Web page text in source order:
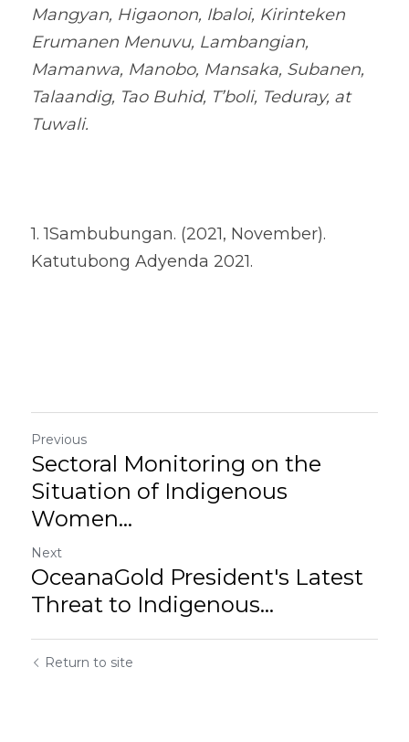
Mangyan, Higaonon, Ibaloi, Kirinteken
Erumanen Menuvu, Lambangian,
Mamanwa, Manobo, Mansaka, Subanen,
Talaandig, Tao Buhid, T’boli, Teduray, at
Tuwali.
1. 1Sambubungan. (2021, November).
Katutubong Adyenda 2021.
Previous
Sectoral Monitoring on the
Situation of Indigenous
Women...
Next
OceanaGold President's Latest
Threat to Indigenous...
Return to site